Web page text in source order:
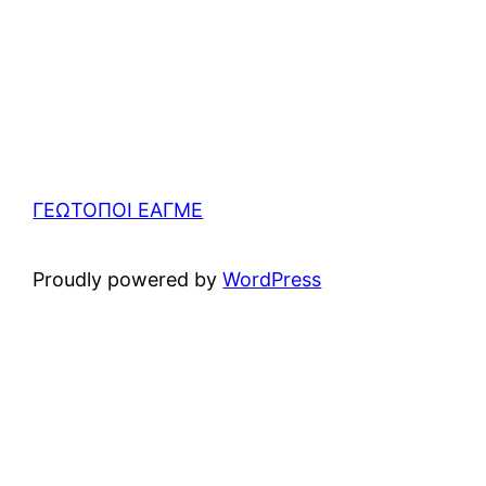
ΓΕΩΤΟΠΟΙ ΕΑΓΜΕ
Proudly powered byWordPress